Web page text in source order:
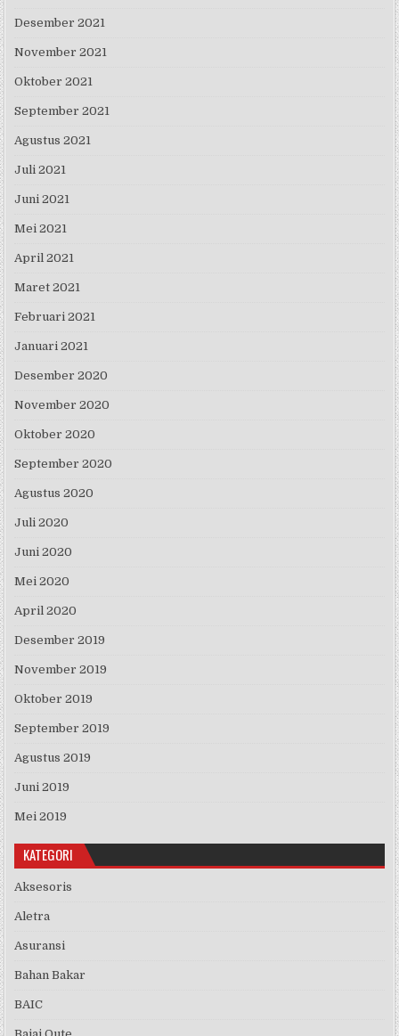
Desember 2021
November 2021
Oktober 2021
September 2021
Agustus 2021
Juli 2021
Juni 2021
Mei 2021
April 2021
Maret 2021
Februari 2021
Januari 2021
Desember 2020
November 2020
Oktober 2020
September 2020
Agustus 2020
Juli 2020
Juni 2020
Mei 2020
April 2020
Desember 2019
November 2019
Oktober 2019
September 2019
Agustus 2019
Juni 2019
Mei 2019
KATEGORI
Aksesoris
Aletra
Asuransi
Bahan Bakar
BAIC